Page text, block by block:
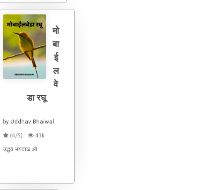
मो
बा
ई
ल
वे
डा रघू
by Uddhav Bhaiwal
(4/5)
43k
उद्धव भयवाळ औ